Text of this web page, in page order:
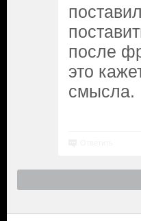
после
это
смысла.